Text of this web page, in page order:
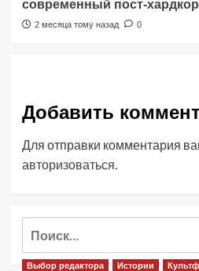
современный пост-хардкор
2 месяца тому назад 0
Добавить
Для отправки комментария
авторизоваться.
Выбор редактора Истории